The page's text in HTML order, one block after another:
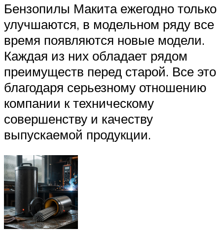
Бензопилы Макита ежегодно только
улучшаются, в модельном ряду все
время появляются новые модели.
Каждая из них обладает рядом
преимуществ перед старой. Все это
благодаря серьезному отношению
компании к техническому
совершенству и качеству
выпускаемой продукции.